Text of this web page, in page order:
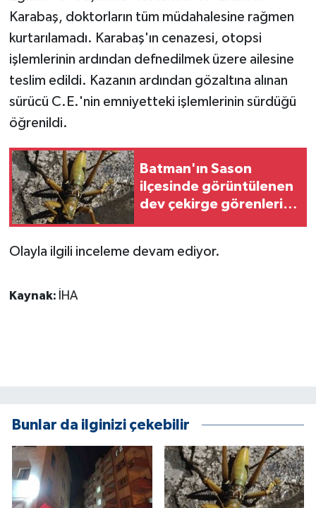
Karabaş, doktorların tüm müdahalesine rağmen
kurtarılamadı. Karabaş'ın cenazesi, otopsi
işlemlerinin ardından defnedilmek üzere ailesine
teslim edildi. Kazanın ardından gözaltına alınan
sürücü C.E.'nin emniyetteki işlemlerinin sürdüğü
öğrenildi.
Batman'ın Sason
ilçesinde görüntülenen
dev çekirge görenleri
Olayla ilgili inceleme devam ediyor.
Kaynak: İHA
Bunlar da ilginizi çekebilir
POLİTİKA
Sağlık
SPOR HABERLERİ
TEKNOLOJİ
Turizm